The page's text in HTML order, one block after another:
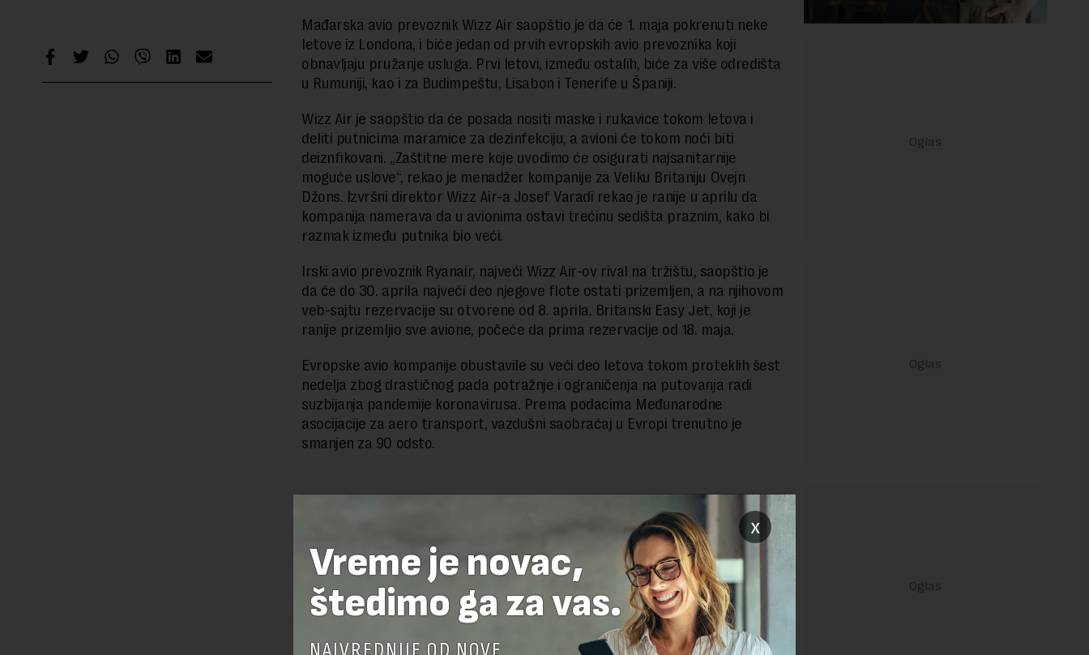
Mađarska avio prevoznik Wizz Air saopštio je da će 1. maja pokrenuti neke
letove iz Londona, i biće jedan od prvih evropskih avio prevoznika koji
obnavljaju pružanje usluga. Prvi letovi, između ostalih, biće za više odredišta
u Rumuniji, kao i za Budimpeštu, Lisabon i Tenerife u Španiji.
Wizz Air je saopštio da će posada nositi maske i rukavice tokom letova i
deliti putnicima maramice za dezinfekciju, a avioni će tokom noći biti
deiznfikovani. „Zaštitne mere koje uvodimo će osigurati najsanitarnije
moguće uslove“, rekao je menadžer kompanije za Veliku Britaniju Ovejn
Džons. Izvršni direktor Wizz Air-a Josef Varadi rekao je ranije u aprilu da
kompanija namerava da u avionima ostavi trećinu sedišta praznim, kako bi
razmak između putnika bio veći.
Irski avio prevoznik Ryanair, najveći Wizz Air-ov rival na tržištu, saopštio je
da će do 30. aprila najveći deo njegove flote ostati prizemljen, a na njihovom
veb-sajtu rezervacije su otvorene od 8. aprila. Britanski Easy Jet, koji je
ranije prizemljio sve avione, počeće da prima rezervacije od 18. maja.
Evropske avio kompanije obustavile su veći deo letova tokom proteklih šest
nedelja zbog drastičnog pada potražnje i ograničenja na putovanja radi
suzbijanja pandemije koronavirusa. Prema podacima Međunarodne
asocijacije za aero transport, vazdušni saobraćaj u Evropi trenutno je
smanjen za 90 odsto.
Preuzimanje delova teksta je dozvoljeno, ali uz obavezno navođenje izvora i uz postavljanje linka
OSTAVITE ODGOVOR
x
Vreme je novac,
štedimo ga za vas.